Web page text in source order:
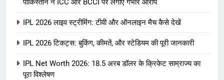
पाकिस्तान ने ICC और BCCI पर लगाए गंभीर आरोप
IPL 2026 लाइव स्ट्रीमिंग: टीवी और ऑनलाइन मैच कैसे देखें
IPL 2026 टिकट्स: बुकिंग, कीमतें, और स्टेडियम की पूरी जानकारी
IPL Net Worth 2026: 18.5 अरब डॉलर के क्रिकेट साम्राज्य का
पूरा विश्लेषण
IPL Net Worth 2026: 18.5 अरब डॉलर